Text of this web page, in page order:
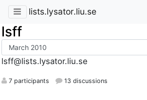
lists.lysator.liu.se
lsff
lsff@lists.lysator.liu.se
7 participants 13 discussions